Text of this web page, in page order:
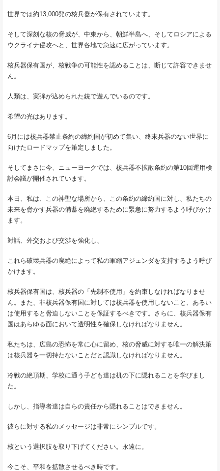
世界では約13,000発の核兵器が保有されています。
そして深刻な核の脅威が、中東から、朝鮮半島へ、そしてロシアによる
ウクライナ侵攻へと、世界各地で急速に広がっています。
核兵器保有国が、核戦争の可能性を認めることは、断じて許容できませ
ん。
人類は、実弾が込められた銃で遊んでいるのです。
希望の光はあります。
6月には核兵器禁止条約の締約国が初めて集い、終末兵器のない世界に
向けたロードマップを策定しました。
そしてまさに今、ニューヨークでは、核兵器不拡散条約の第10回運用検
討会議が開催されています。
本日、私は、この神聖な場所から、この条約の締約国に対し、私たちの
未来を脅かす兵器の備蓄を廃絶するために緊急に努力するよう呼びかけ
ます。
対話、外交および交渉を強化し、
これら破壊兵器の廃絶によって私の軍縮アジェンダを支持するよう呼び
かけます。
核兵器保有国は、核兵器の「先制不使用」を約束しなければなりませ
ん。また、非核兵器保有国に対しては核兵器を使用しないこと、あるい
は使用すると脅迫しないことを保証するべきです。さらに、核兵器保有
国はあらゆる面において透明性を確保しなければなりません。
私たちは、広島の恐怖を常に心に留め、核の脅威に対する唯一の解決策
は核兵器を一切持たないことだと認識しなければなりません。
冷戦の絶頂期、学校に通う子ども達は机の下に隠れることを学びまし
た。
しかし、指導者達は自らの責任から隠れることはできません。
彼らに対する私のメッセージは非常にシンプルです。
核という選択肢を取り下げてください。永遠に。
今こそ、平和を拡散させるべき時です。